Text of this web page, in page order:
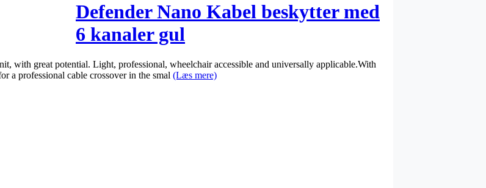
Defender Nano Kabel beskytter med
6 kanaler gul
with great potential. Light, professional, wheelchair accessible and universally applicable.With
a professional cable crossover in the smal (Læs mere)